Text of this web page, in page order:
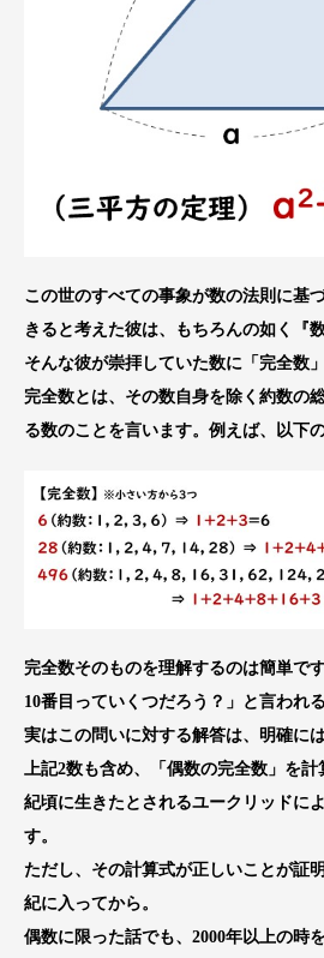
この世のすべての事象が数の法則に基
きると考えた彼は、もちろんの如く『
そんな彼が崇拝していた数に「完全数
完全数とは、その数自身を除く約数の
る数のことを言います。例えば、以下
完全数そのものを理解するのは簡単で
10番目っていくつだろう？」と言われ
実はこの問いに対する解答は、明確に
上記2数も含め、「偶数の完全数」を
紀頃に生きたとされるユークリッドに
す。
ただし、その計算式が正しいことが証
紀に入ってから。
偶数に限った話でも、2000年以上の時